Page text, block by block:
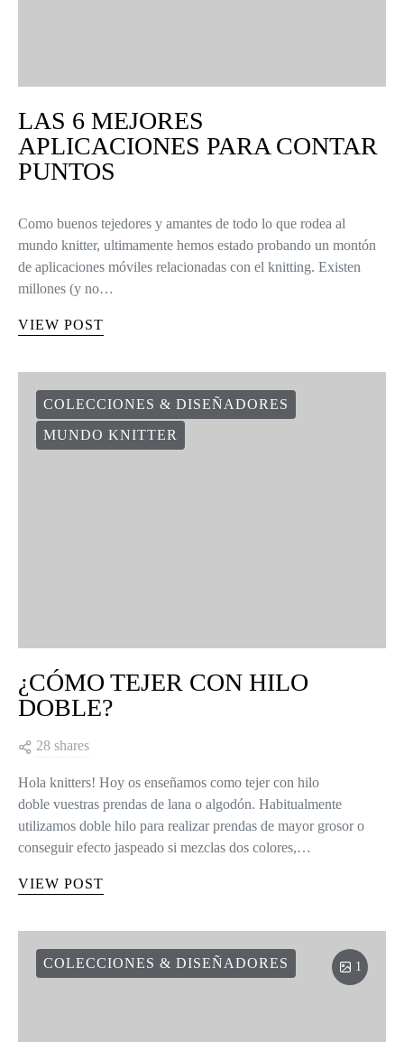
LAS 6 MEJORES
APLICACIONES PARA CONTAR
PUNTOS
Como buenos tejedores y amantes de todo lo que rodea al
mundo knitter, ultimamente hemos estado probando un montón
de aplicaciones móviles relacionadas con el knitting. Existen
millones (y no…
VIEW POST
COLECCIONES & DISEÑADORES
MUNDO KNITTER
¿CÓMO TEJER CON HILO
DOBLE?
28 shares
Hola knitters! Hoy os enseñamos como tejer con hilo
doble vuestras prendas de lana o algodón. Habitualmente
utilizamos doble hilo para realizar prendas de mayor grosor o
conseguir efecto jaspeado si mezclas dos colores,…
VIEW POST
COLECCIONES & DISEÑADORES 1